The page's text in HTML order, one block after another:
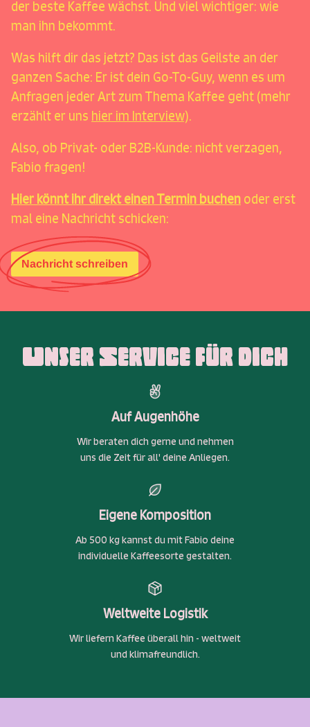
der beste Kaffee wächst. Und viel wichtiger: wie
man ihn bekommt.
Was hilft dir das jetzt? Das ist das Geilste an der
ganzen Sache: Er ist dein Go-To-Guy, wenn es um
Anfragen jeder Art zum Thema Kaffee geht (mehr
erzählt er uns hier im Interview).
Also, ob Privat- oder B2B-Kunde: nicht verzagen,
Fabio fragen!
Hier könnt ihr direkt einen Termin buchen oder erst
mal eine Nachricht schicken:
Nachricht schreiben
Unser Service für dich
Auf Augenhöhe
Wir beraten dich gerne und nehmen
uns die Zeit für all' deine Anliegen.
Eigene Komposition
Ab 500 kg kannst du mit Fabio deine
individuelle Kaffeesorte gestalten.
Weltweite Logistik
Wir liefern Kaffee überall hin - weltweit
und klimafreundlich.